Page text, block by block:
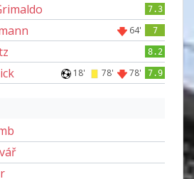
7.3
64' 7
8.2
18' 78' 78' 7.9